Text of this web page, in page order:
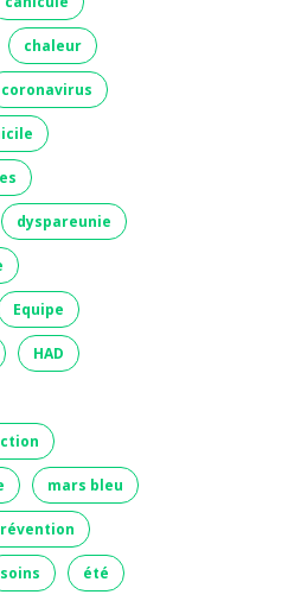
chaleur
coronavirus
dyspareunie
Equipe
HAD
mars bleu
soins été